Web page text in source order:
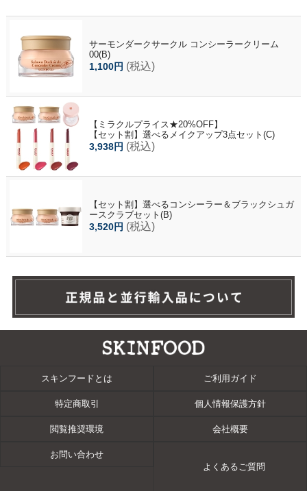
サーモンダークサークル コンシーラークリーム
00(B)
1,100円 (税込)
【ミラクルプライス★20%OFF】
【セット割】選べるメイクアップ3点セット(C)
3,938円 (税込)
【セット割】選べるコンシーラー＆ブラックシュガ
ースクラブセット(B)
3,520円 (税込)
スキンフードとは ご利用ガイド
特定商取引 個人情報保護方針
閲覧推奨環境 会社概要
お問い合わせ
よくあるご質問